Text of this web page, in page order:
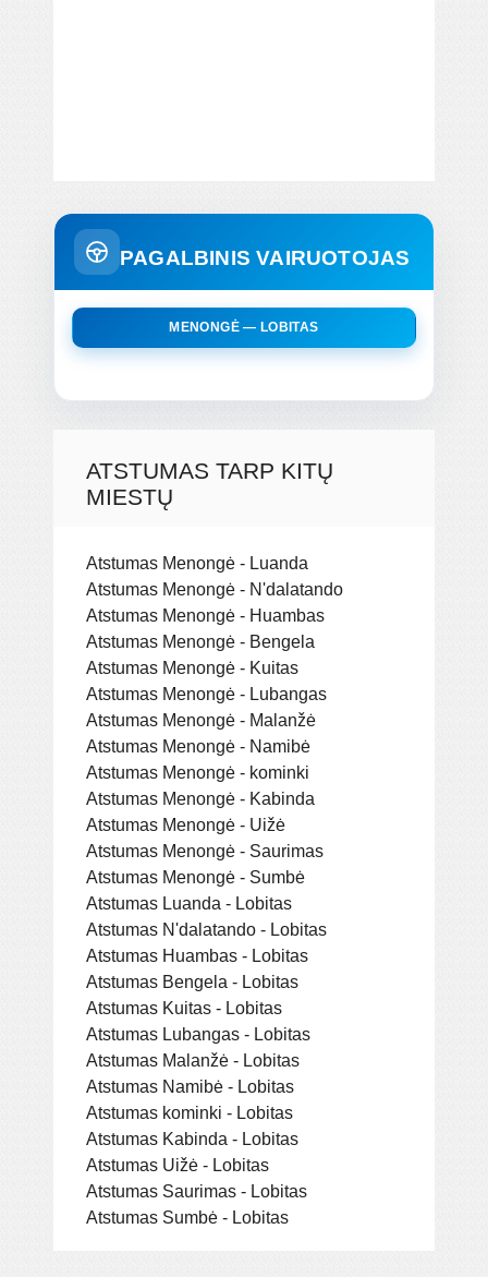
PAGALBINIS VAIRUOTOJAS
MENONGĖ — LOBITAS
ATSTUMAS TARP KITŲ
MIESTŲ
Atstumas Menongė - Luanda
Atstumas Menongė - N'dalatando
Atstumas Menongė - Huambas
Atstumas Menongė - Bengela
Atstumas Menongė - Kuitas
Atstumas Menongė - Lubangas
Atstumas Menongė - Malanžė
Atstumas Menongė - Namibė
Atstumas Menongė - kominki
Atstumas Menongė - Kabinda
Atstumas Menongė - Uižė
Atstumas Menongė - Saurimas
Atstumas Menongė - Sumbė
Atstumas Luanda - Lobitas
Atstumas N'dalatando - Lobitas
Atstumas Huambas - Lobitas
Atstumas Bengela - Lobitas
Atstumas Kuitas - Lobitas
Atstumas Lubangas - Lobitas
Atstumas Malanžė - Lobitas
Atstumas Namibė - Lobitas
Atstumas kominki - Lobitas
Atstumas Kabinda - Lobitas
Atstumas Uižė - Lobitas
Atstumas Saurimas - Lobitas
Atstumas Sumbė - Lobitas